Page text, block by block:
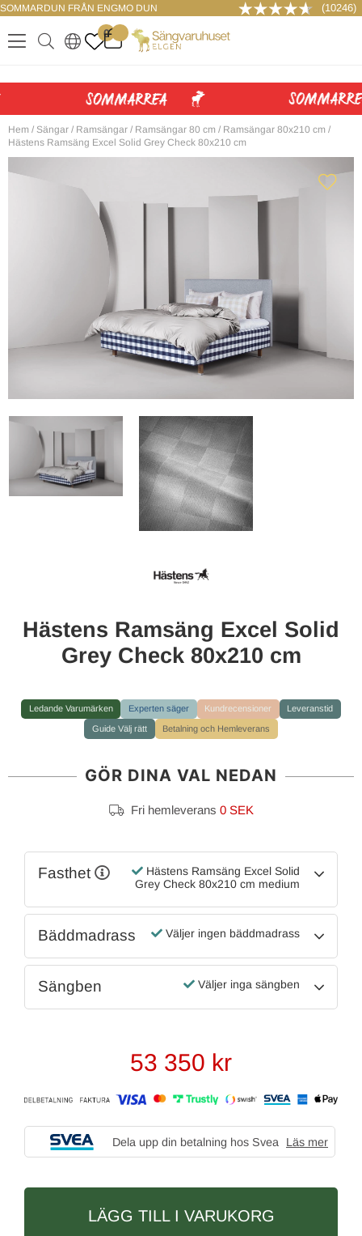
SOMMARDUN FRÅN ENGMO DUN (10246)
.
0
. ..
LOGGA IN
Hem / Sängar / Ramsängar / Ramsängar 80 cm / Ramsängar 80x210 cm /
Hästens Ramsäng Excel Solid Grey Check 80x210 cm
Hästens Ramsäng Excel Solid
Grey Check 80x210 cm
Ledande Varumärken Experten säger Kundrecensioner Leveranstid
Guide Välj rätt Betalning och Hemleverans
GÖR DINA VAL NEDAN
Fri hemleverans 0 SEK
Fasthet
Hästens Ramsäng Excel Solid
Grey Check 80x210 cm medium
Bäddmadrass Väljer ingen bäddmadrass
Sängben Väljer inga sängben
53 350 kr
Dela upp din betalning hos Svea Läs mer
LÄGG TILL I VARUKORG